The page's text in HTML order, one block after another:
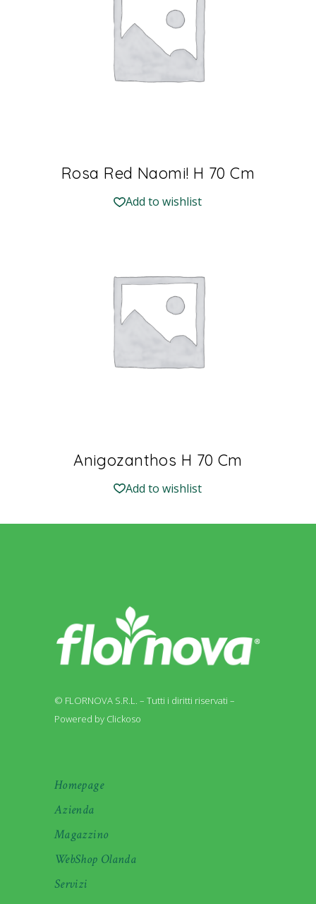
Rosa Red Naomi! H 70 Cm
Add to wishlist
Anigozanthos H 70 Cm
Add to wishlist
© FLORNOVA S.R.L. – Tutti i diritti riservati –
Powered by Clickoso
Homepage
Azienda
Magazzino
WebShop Olanda
Servizi